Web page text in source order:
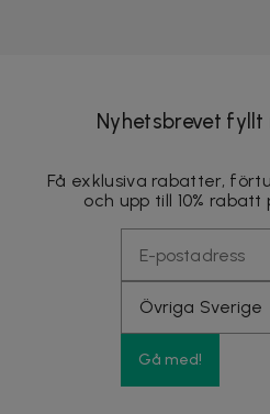
Nyhetsbrevet
Få exklusiva rabatter,
och upp till 10%
Gå med!